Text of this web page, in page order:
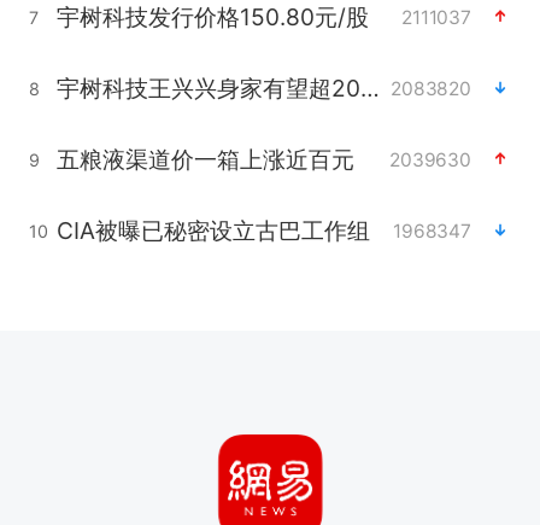
7 宇树科技发行价格150.80元/股 2111037
8 宇树科技王兴兴身家有望超200亿元 2083820
9 五粮液渠道价一箱上涨近百元 2039630
10 CIA被曝已秘密设立古巴工作组 1968347